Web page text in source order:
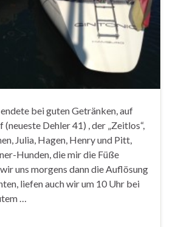
bei guten Getränken, auf
(neueste Dehler 41) , der „Zeitlos“,
Julia, Hagen, Henry und Pitt,
Hunden, die mir die Füße
uns morgens dann die Auflösung
liefen auch wir um 10 Uhr bei
…